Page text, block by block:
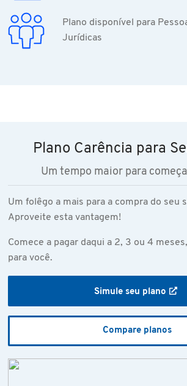
Plano disponível para
Jurídicas
Plano Carência para
Um tempo maior para
Um folêgo a mais para a compra do seu
Aproveite esta vantagem!
Comece a pagar daqui a 2, 3 ou 4
para você.
Simule seu plano
Compare planos